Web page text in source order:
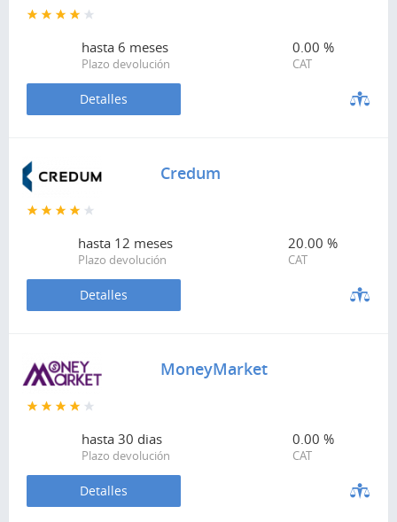
hasta 6 meses
Plazo devolución
0.00 %
CAT
Detalles
Credum
hasta 12 meses
Plazo devolución
20.00 %
CAT
Detalles
MoneyMarket
hasta 30 dias
Plazo devolución
0.00 %
CAT
Detalles